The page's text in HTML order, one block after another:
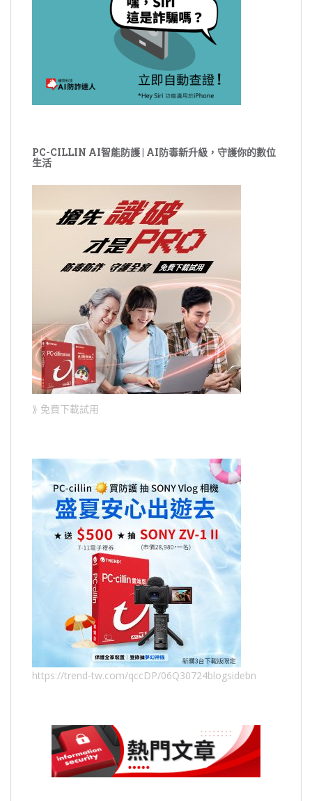
PC-CILLIN AI智能防護 | AI防毒新升級，守護你的數位
生活
⟫ 免費下載試用
https://trend-tw.com/qccDP/06Q30724blogsidebn